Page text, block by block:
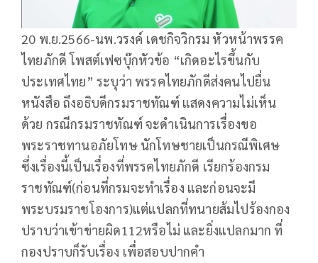
20 พ.ย.2566-นพ.วรงค์ เดชกิจวิกรม หัวหน้าพรรค
ไทยภักดี โพสต์เฟซบุ๊กหัวข้อ “เกิดอะไรขึ้นกับ
ประเทศไทย” ระบุว่า พรรคไทยภักดีส่งคนไปยื่น
หนังสือ ถึงอธิบดีกรมราชทัณฑ์ แสดงความไม่เห็น
ด้วย กรณีกรมราชทัณฑ์ จะดำเนินการเรื่องขอ
พระราชทานอภัยโทษ นักโทษชายเป็นกรณีพิเศษ
ซึ่งเรื่องนี้เป็นเรื่องที่พรรคไทยภักดี เรียกร้องกรม
ราชทัณฑ์(ก่อนที่กรมจะทำเรื่อง และก่อนจะมี
พระบรมราชโองการ)แต่แปลกที่ทนายส้มไปร้องกอง
ปราบว่าเข้าข่ายผิด112หรือไม่ และยิ่งแปลกมาก ที่
กองปราบก็รับเรื่อง เพื่อสอบปากคำ